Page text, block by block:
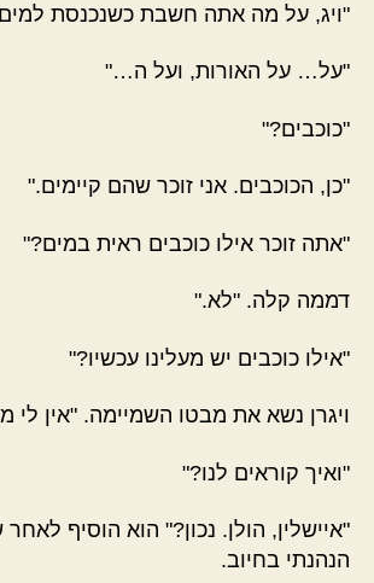
"ויג, על מה אתה חשבת כשנכנסת
"על… על האורות, ועל ה…"
"כוכבים?"
"כן, הכוכבים. אני זוכר שהם קיימים."
"אתה זוכר אילו כוכבים ראית במים?"
דממה קלה. "לא."
"אילו כוכבים יש מעלינו עכשיו?"
ויגרן נשא את מבטו השמיימה. "אין לי
"ואיך קוראים לנו?"
"איישלין, הולן. נכון?" הוא הוסיף
הנהנתי בחיוב.